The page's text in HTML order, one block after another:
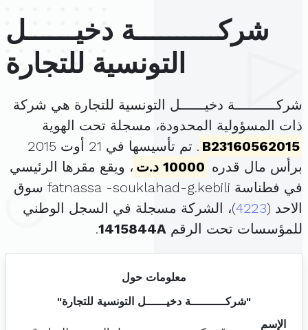
شركــــــــــة دخيــــــل
التونسية للتجارة
شركــــــــــة دخيــــــل التونسية للتجارة هي شركة
ذات المسؤولية المحدودة، مسجلة تحت الهوية
B23160562015
. تم تأسيسها في 21 أوت 2015
برأس مال قدره 10000 د.ت
، ويقع مقرها الرئيسي
في فطناسة fatnassa -souklahad-g.kebili سوق
الاحد (4223)، الشركة مسجلة في السجل الوطني
للمؤسسات تحت الرقم 1415844A
.
معلومات حول
"شركــــــــــة دخيــــــل التونسية للتجارة"
الإسم